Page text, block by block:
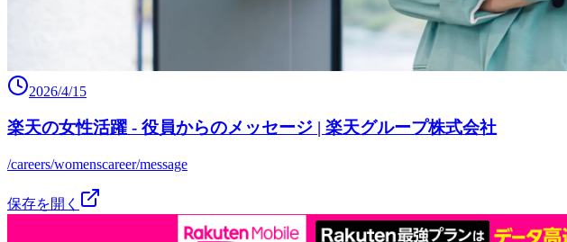
2026/4/15
楽天の女性活躍 - 役員からのメッセージ | 楽天グループ株式会社
/careers/womenscareer/message
保存を開く